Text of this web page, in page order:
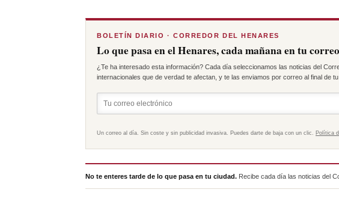
BOLETÍN DIARIO · CORREDOR DEL HENARES
Lo que pasa en el Henares, cada mañana en tu correo
¿Te ha interesado esta información? Cada día seleccionamos las noticias del
internacionales que de verdad te afectan, y te las enviamos por correo al final de tu
Un correo al día. Sin coste y sin publicidad invasiva. Puedes darte de baja con un clic. Política
No te enteres tarde de lo que pasa en tu ciudad. Recibe cada día las noticias del